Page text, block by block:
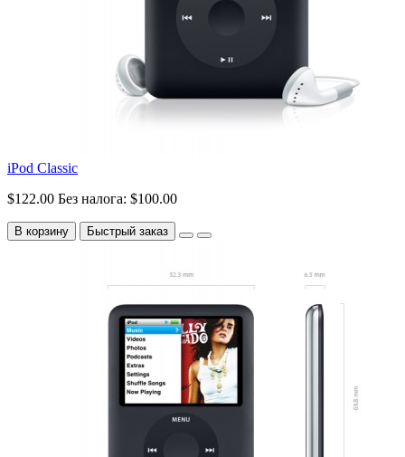
iPod Classic
$122.00 Без налога: $100.00
В корзину Быстрый заказ